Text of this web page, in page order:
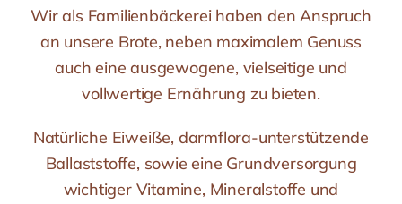
Wir als Familienbäckerei haben den Anspruch
an unsere Brote, neben maximalem Genuss
auch eine ausgewogene, vielseitige und
vollwertige Ernährung zu bieten.
Natürliche Eiweiße, darmflora-unterstützende
Ballaststoffe, sowie eine Grundversorgung
wichtiger Vitamine, Mineralstoffe und